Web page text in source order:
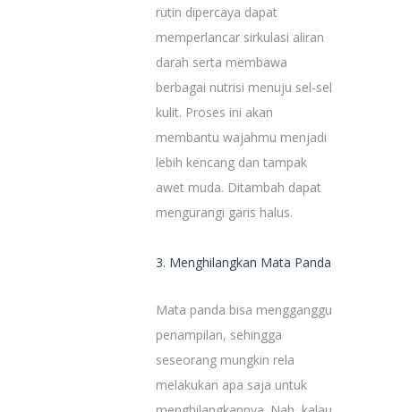
rutin dipercaya dapat
memperlancar sirkulasi aliran
darah serta membawa
berbagai nutrisi menuju sel-sel
kulit. Proses ini akan
membantu wajahmu menjadi
lebih kencang dan tampak
awet muda. Ditambah dapat
mengurangi garis halus.
3. Menghilangkan Mata Panda
Mata panda bisa mengganggu
penampilan, sehingga
seseorang mungkin rela
melakukan apa saja untuk